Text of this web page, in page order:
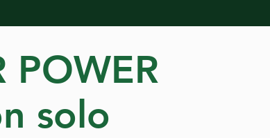
POWER
solo